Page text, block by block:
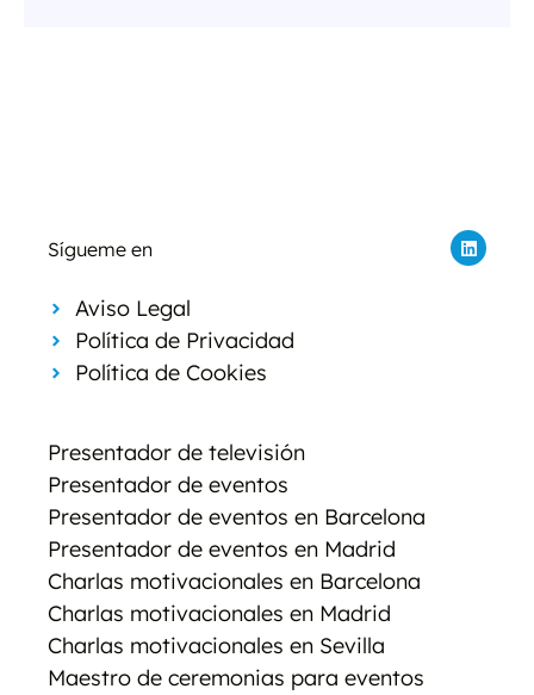
Presentador de televisión
Presentador de eventos
Presentador de eventos en Barcelona
Presentador de eventos en Madrid
Charlas motivacionales en Barcelona
Charlas motivacionales en Madrid
Charlas motivacionales en Sevilla
Maestro de ceremonias para eventos
Aviso Legal
Política de Privacidad
Política de Cookies
Sígueme en